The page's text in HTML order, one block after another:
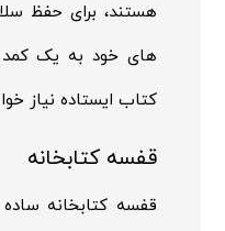
هستند، برای حفظ
های خود به یک کمد
کتاب ایستاده نیاز
قفسه کتابخانه
قفسه کتابخانه